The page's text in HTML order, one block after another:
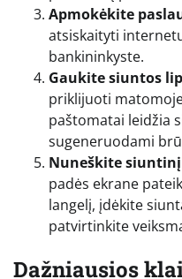
Apmokėkite
atsiskaityti
bankininkyste.
Gaukite siuntos
priklijuoti
paštomatai leidžia
sugeneruodami
Nuneškite
padės ekrane
langelį, įdėkite
patvirtinkite
Dažniausios